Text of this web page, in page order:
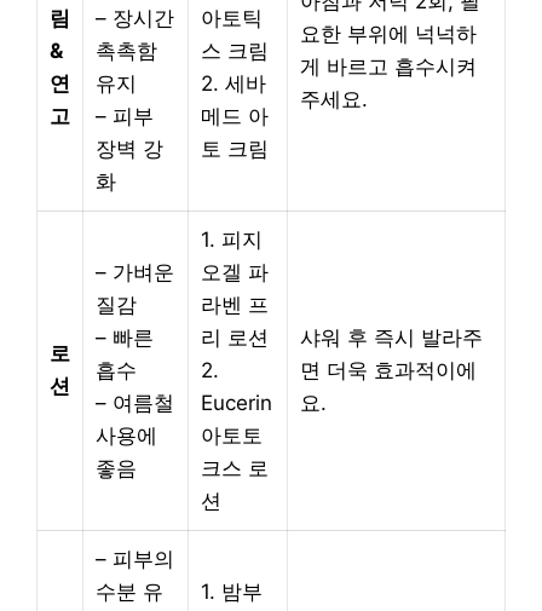
림
&
연
고
– 장시간
촉촉함
유지
– 피부
장벽 강
화
아토틱
스 크림
2. 세바
메드 아
토 크림
요한 부위에 넉넉하
게 바르고 흡수시켜
주세요.
로
션
– 가벼운
질감
– 빠른
흡수
– 여름철
사용에
좋음
1. 피지
오겔 파
라벤 프
리 로션
2.
Eucerin
아토토
크스 로
션
샤워 후 즉시 발라주
면 더욱 효과적이에
요.
– 피부의
수분 유
1. 밤부